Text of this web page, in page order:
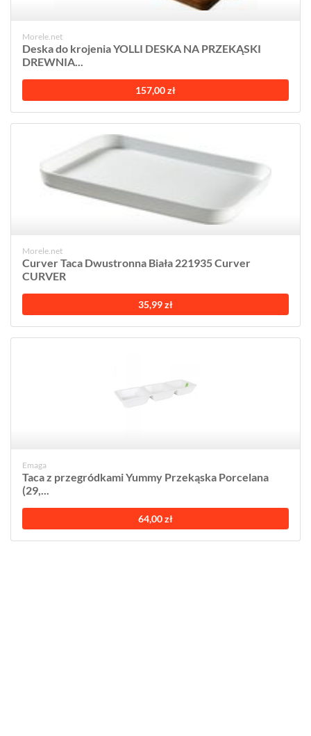
Morele.net
Deska do krojenia YOLLI DESKA NA PRZEKĄSKI
DREWNIA...
157,00 zł
Morele.net
Curver Taca Dwustronna Biała 221935 Curver
CURVER
35,99 zł
Emaga
Taca z przegródkami Yummy Przekąska Porcelana
(29,...
64,00 zł